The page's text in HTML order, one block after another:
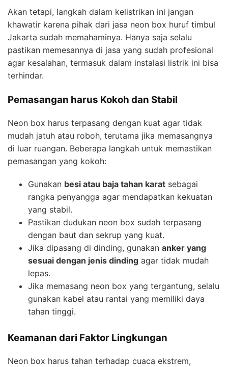
Akan tetapi, langkah dalam kelistrikan ini jangan
khawatir karena pihak dari jasa neon box huruf timbul
Jakarta sudah memahaminya. Hanya saja selalu
pastikan memesannya di jasa yang sudah profesional
agar kesalahan, termasuk dalam instalasi listrik ini bisa
terhindar.
Pemasangan harus Kokoh dan Stabil
Neon box harus terpasang dengan kuat agar tidak
mudah jatuh atau roboh, terutama jika memasangnya
di luar ruangan. Beberapa langkah untuk memastikan
pemasangan yang kokoh:
Gunakan besi atau baja tahan karat sebagai
rangka penyangga agar mendapatkan kekuatan
yang stabil.
Pastikan dudukan neon box sudah terpasang
dengan baut dan sekrup yang kuat.
Jika dipasang di dinding, gunakan anker yang
sesuai dengan jenis dinding agar tidak mudah
lepas.
Jika memasang neon box yang tergantung, selalu
gunakan kabel atau rantai yang memiliki daya
tahan tinggi.
Keamanan dari Faktor Lingkungan
Neon box harus tahan terhadap cuaca ekstrem,